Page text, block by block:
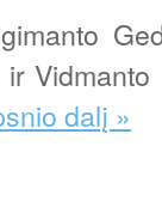
dalį »